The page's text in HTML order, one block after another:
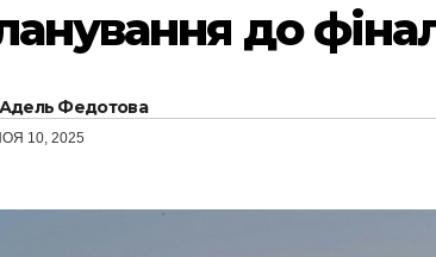
до
Адель Федотова
10, 2025